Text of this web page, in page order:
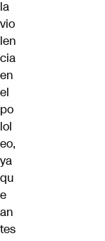
la
vio
len
cia
en
el
po
lol
eo,
ya
qu
e
an
tes